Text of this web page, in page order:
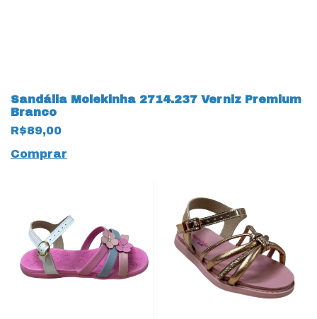
Sandália Molekinha 2714.237 Verniz Premium
Branco
R$89,00
Comprar